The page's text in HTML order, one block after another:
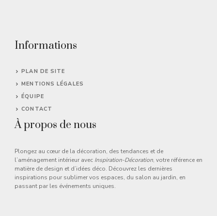
Informations
PLAN DE SITE
MENTIONS LÉGALES
ÉQUIPE
CONTACT
À propos de nous
Plongez au cœur de la décoration, des tendances et de
l’aménagement intérieur avec Inspiration-Décoration, votre référence en
matière de design et d’idées déco. Découvrez les dernières
inspirations pour sublimer vos espaces, du salon au jardin, en
passant par les événements uniques.